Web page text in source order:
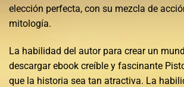
elección perfecta, con su mezcla de
mitología.
La habilidad del autor para crear un
descargar ebook creíble y fascinante
que la historia sea tan atractiva. La